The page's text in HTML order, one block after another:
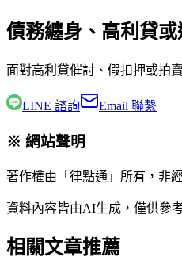
債務纏身、高利貸
面對高利貸催討、假扣押或拍
LINE 諮詢 Email 聯繫
※ 網站聲明
著作權由「律點通」所有，非
資料內容皆由AI生成，僅供參
相關文章推薦